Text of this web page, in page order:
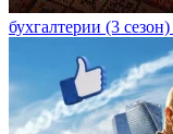
бухгалтерии (3 сезон)